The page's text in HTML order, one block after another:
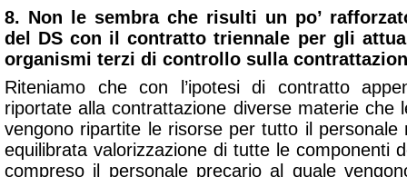
8. Non le sembra che risulti un po’
del DS con il contratto triennale per gli
organismi terzi di controllo sulla
Riteniamo che con l’ipotesi di contratto
riportate alla contrattazione diverse materie che
vengono ripartite le risorse per tutto il personale
equilibrata valorizzazione di tutte le componenti
compreso il personale precario al quale